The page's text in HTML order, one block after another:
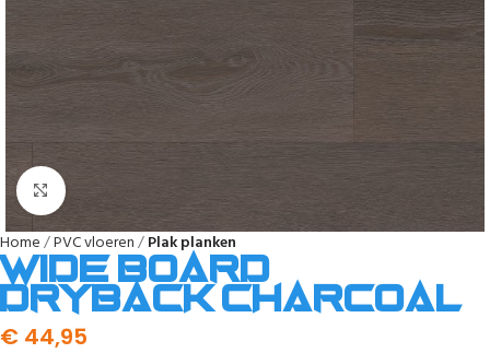
Home PVC vloeren Plak planken
Wide board
dryback charcoal
€ 44,95
Afbeelding vergroten